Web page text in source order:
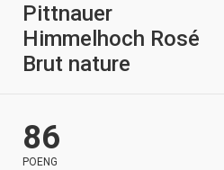
Pittnauer
Himmelhoch Rosé
Brut nature
86
POENG